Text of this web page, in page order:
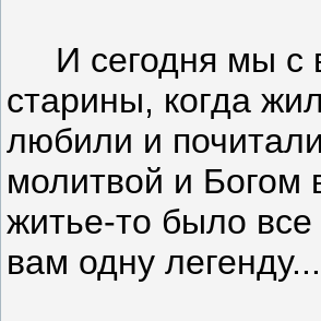
И сегодня мы с
старины, когда
любили и
молитвой и Богом
житье-то было
вам одну легенду...